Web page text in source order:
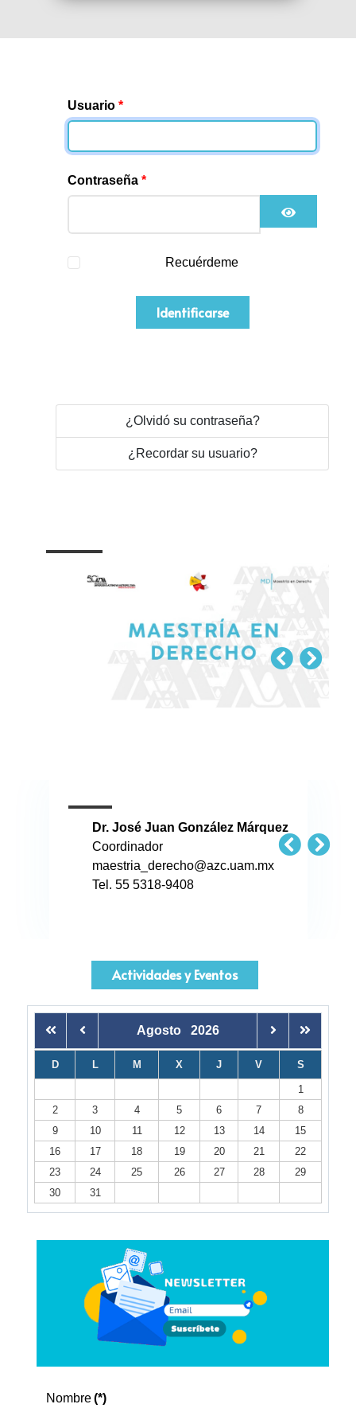
Usuario *
Contraseña *
Recuérdeme
Identificarse
¿Olvidó su contraseña?
¿Recordar su usuario?
Dr. José Juan González Márquez
Coordinador
maestria_derecho@azc.uam.mx
Tel. 55 5318-9408
Actividades y Eventos
Agosto 2026
D L M X J V S
1
2
3 4 5 6 7
8
9
10 11 12 13 14
15
16
17 18 19 20 21
22
23
24 25 26 27 28
29
30
31
Nombre(*)